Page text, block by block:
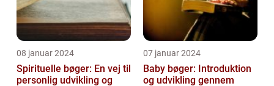
08 januar 2024
Spirituelle bøger: En vej til
personlig udvikling og
07 januar 2024
Baby bøger: Introduktion
og udvikling gennem